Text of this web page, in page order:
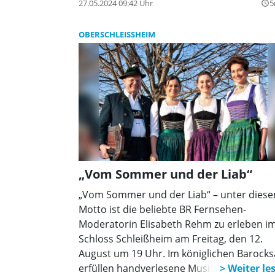
Kampfgenossenverein“
zusammengeschlossen, dessen
Rechtsnachfolger der BSB ist. Hunderte von
Delegationen aus den rund 900
und außerbayerischen BSB-Ortsvereinen, in
denen an die 60.000 Mitglieder organisiert
sind, sowie zahlreiche Ehrengäste aus
In- und Ausland nahmen an der dem Anlass
angemessenen, würdigen Veranstaltung
Für den würdigen Rahmen sorgten das
Gebirgsmusikkorps der Bundeswehr aus
Garmisch-Partenkirchen, Vereins-
Abordnungen in historischen Uniformen
sowie die prächtigen historischen
Vereinsfahnen, die die Seiten des Festsaals
flankierten.
27.05.2024 09:42 Uhr query_builder
OBERSCHLEISSHEIM
„Vom Sommer und der Liab“
„Vom Sommer und der Liab“ – unter
Motto ist die beliebte BR Fernsehen-
Moderatorin Elisabeth Rehm zu erleben
Schloss Schleißheim am Freitag, den 12.
August um 19 Uhr. Im königlichen
erfüllen handverlesene Musikantinnen